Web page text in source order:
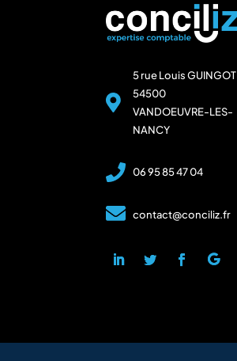
5 rue Louis GUINGOT
54500
VANDOEUVRE-LES-
NANCY
06 95 85 47 04
contact@conciliz.fr